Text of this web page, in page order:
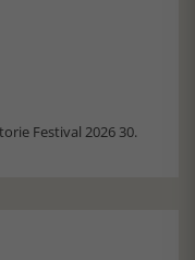
Festival 2026 30.